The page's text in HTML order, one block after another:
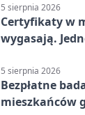
5 sierpnia 2026
Certyfikaty w
wygasają.
5 sierpnia 2026
Bezpłatne
mieszkańców